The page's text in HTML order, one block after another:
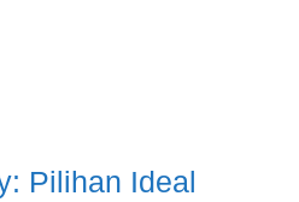
Pilihan Ideal